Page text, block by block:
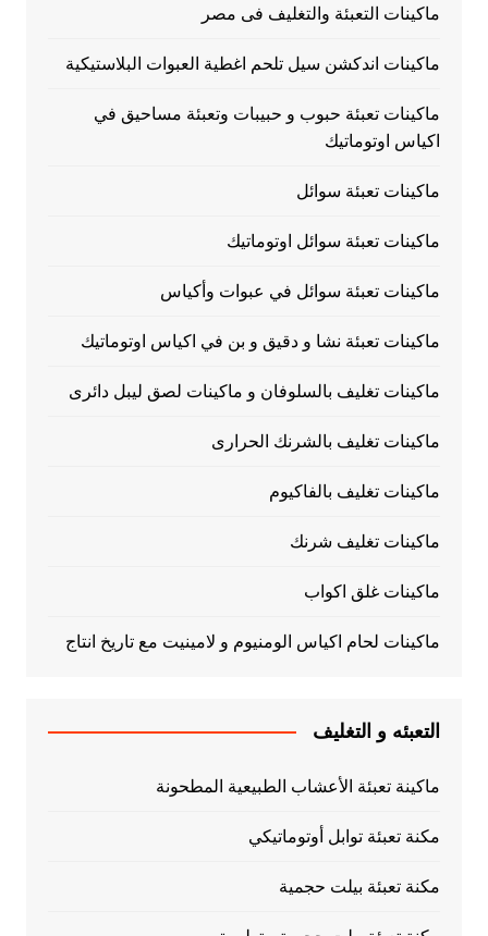
ماكينات التعبئة والتغليف فى مصر
ماكينات اندكشن سيل تلحم اغطية العبوات البلاستيكية
ماكينات تعبئة حبوب و حبيبات وتعبئة مساحيق في
اكياس اوتوماتيك
ماكينات تعبئة سوائل
ماكينات تعبئة سوائل اوتوماتيك
ماكينات تعبئة سوائل في عبوات وأكياس
ماكينات تعبئة نشا و دقيق و بن في اكياس اوتوماتيك
ماكينات تغليف بالسلوفان و ماكينات لصق ليبل دائرى
ماكينات تغليف بالشرنك الحرارى
ماكينات تغليف بالفاكيوم
ماكينات تغليف شرنك
ماكينات غلق اكواب
ماكينات لحام اكياس الومنيوم و لامينيت مع تاريخ انتاج
التعبئه و التغليف
ماكينة تعبئة الأعشاب الطبيعية المطحونة
مكنة تعبئة توابل أوتوماتيكي
مكنة تعبئة بيلت حجمية